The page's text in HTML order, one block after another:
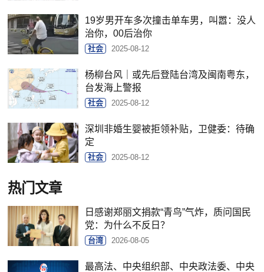
19岁男开车多次撞击单车男，叫嚣：没人
治你，00后治你
社会 2025-08-12
杨柳台风｜或先后登陆台湾及闽南粤东，
台发海上警报
社会 2025-08-12
深圳非婚生婴被拒领补贴，卫健委：待确
定
社会 2025-08-12
热门文章
日感谢郑丽文捐款“青鸟”气炸，质问国民
党：为什么不反日？
台湾 2026-08-05
最高法、中央组织部、中央政法委、中央